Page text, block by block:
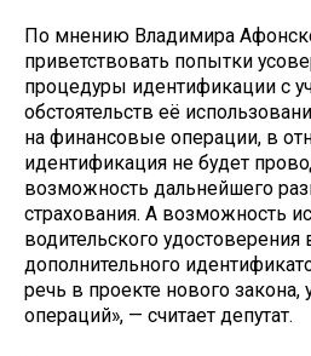
По мнению Владимира
приветствовать попытки
процедуры идентификации с
обстоятельств её
на финансовые операции, в
идентификация не будет
возможность дальнейшего
страхования. А возможность
водительского удостоверения
дополнительного
речь в проекте нового закона,
операций», — считает депутат.